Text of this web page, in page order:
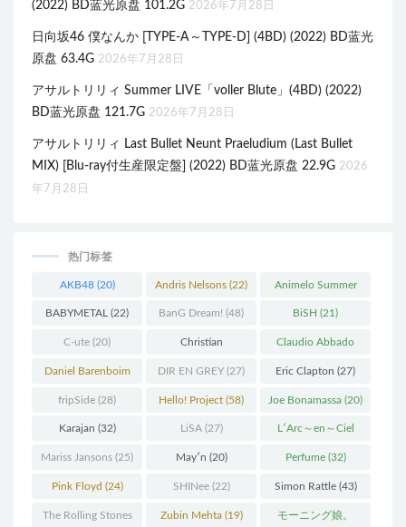
(2022) BD蓝光原盘 101.2G 2026年7月28日
日向坂46 僕なんか [TYPE-A～TYPE-D] (4BD) (2022) BD蓝光
原盘 63.4G 2026年7月28日
アサルトリリィ Summer LIVE「voller Blute」(4BD) (2022)
BD蓝光原盘 121.7G 2026年7月28日
アサルトリリィ Last Bullet Neunt Praeludium (Last Bullet
MIX) [Blu-ray付生産限定盤] (2022) BD蓝光原盘 22.9G 2026
年7月28日
热门标签
AKB48(20) Andris Nelsons (22) Animelo Summer
Live(34)
BABYMETAL (22) BanG Dream! (48) BiSH (21)
C-ute (20) Christian
Thielemann(36)
Claudio Abbado
(25)
Daniel Barenboim
(37)
DIR EN GREY (27) Eric Clapton (27)
fripSide (28) Hello! Project (58) Joe Bonamassa (20)
Karajan (32) LiSA(27) L′Arc～en～Ciel
(41)
Mariss Jansons (25) May′n (20) Perfume(32)
Pink Floyd (24) SHINee(22) Simon Rattle(43)
The Rolling Stones Zubin Mehta(19) モーニング娘。